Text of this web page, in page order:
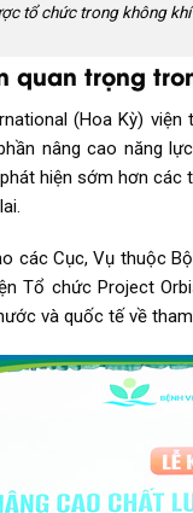
tổ chức trong không
quan trọng
(Hoa Kỳ)
nâng cao năng
hiện sớm hơn
các Cục, Vụ thuộc
Tổ chức Project
và quốc tế về